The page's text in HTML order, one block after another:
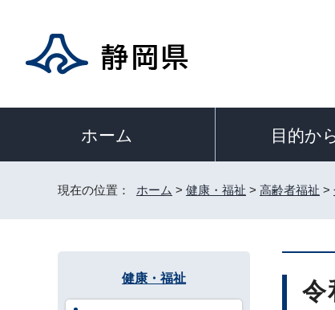
ホーム 目的か
現在の位置： ホーム > 健康・福祉 > 高齢者福祉 >
令
健康・福祉